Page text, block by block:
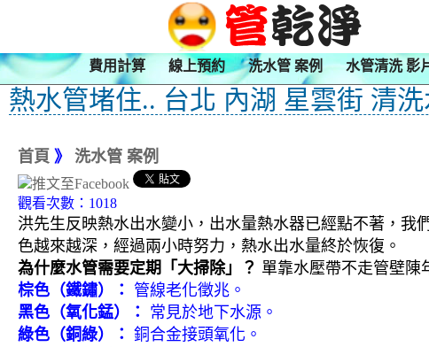
費用計算 線上預約 洗水管 案例 水管清洗 影
熱水管堵住.. 台北 內湖 星雲街 清
首頁 》 洗水管 案例
觀看次數：1018
洪先生反映熱水出水變小，出水量熱水器已經點不著，我
色越來越深，經過兩小時努力，熱水出水量終於恢復。
為什麼水管需要定期「大掃除」？ 單靠水壓帶不走管壁陳
棕色（鐵鏽）：
管線老化徵兆。
黑色（氧化錳）：
常見於地下水源。
綠色（銅綠）： 銅合金接頭氧化。